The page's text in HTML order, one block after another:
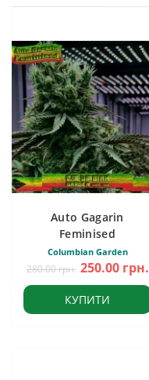
Auto Gagarin
Feminised
Columbian Garden
280.00 грн. 250.00 грн.
КУПИТИ